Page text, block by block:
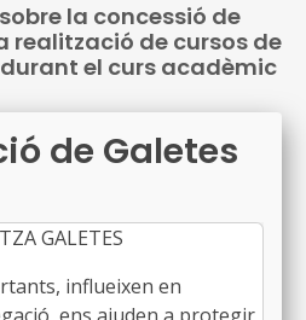
la concessió de
realització de cursos de
el curs acadèmic
de 8 d'abril, per la qual es
Consell d'Administració de
Cultural pel qual
que han de regir la
per a la realització de cursos
el curs acadèmic 2026-2027
1,8 milions d'euros la
de Galetes
GALETES
influeixen en